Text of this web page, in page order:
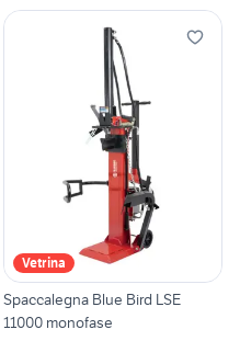
Vetrina
Spaccalegna Blue Bird LSE
11000 monofase